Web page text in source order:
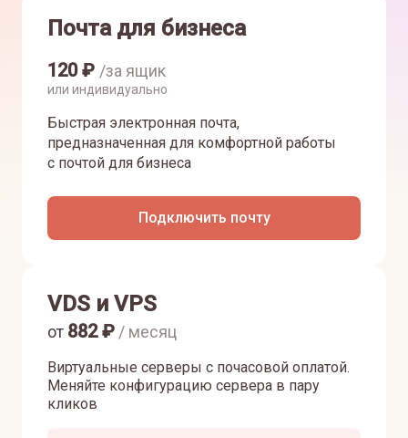
Почта для бизнеса
120₽ /за ящик
или индивидуально
Быстрая электронная почта,
предназначенная для комфортной работы
с почтой для бизнеса
Подключить почту
VDS и VPS
Виртуальные серверы с почасовой оплатой.
Меняйте конфигурацию сервера в пару
кликов
от 882₽ / месяц